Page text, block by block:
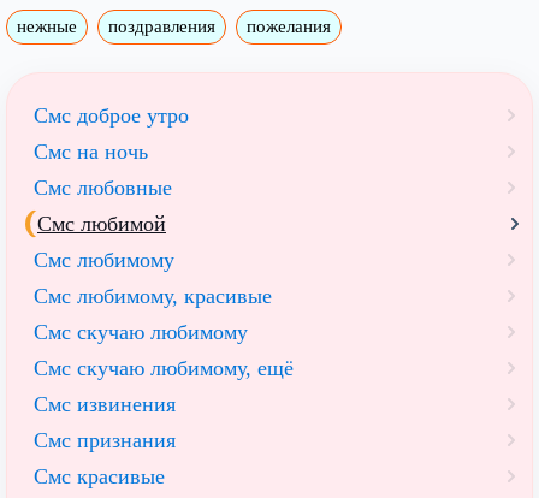
нежные поздравления пожелания
Смс доброе утро
Смс на ночь
Смс любовные
Смс любимой
Смс любимому
Смс любимому, красивые
Смс скучаю любимому
Смс скучаю любимому, ещё
Смс извинения
Смс признания
Смс красивые